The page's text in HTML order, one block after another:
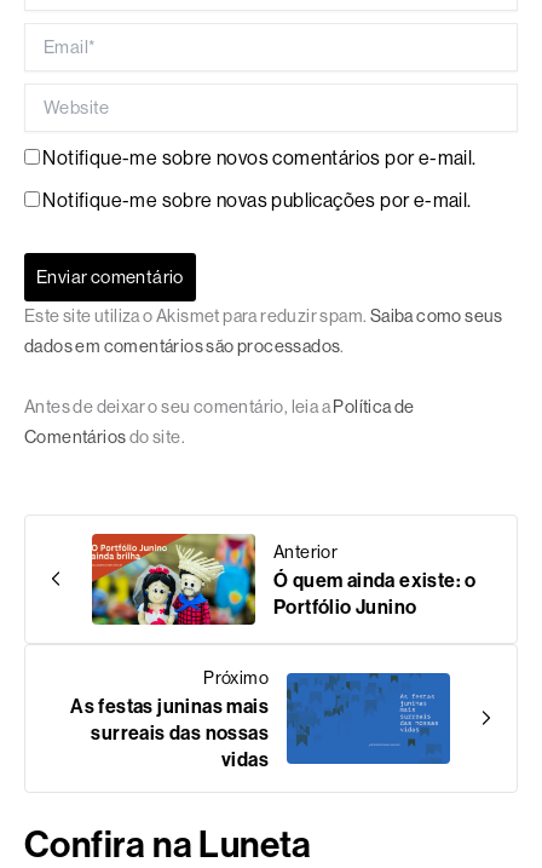
Notifique-me sobre novos comentários por e-mail.
Notifique-me sobre novas publicações por e-mail.
Este site utiliza o Akismet para reduzir spam. Saiba como seus
dados em comentários são processados.
Antes de deixar o seu comentário, leia aPolítica de
Comentáriosdo site.
Anterior
Ó quem ainda existe: o
Portfólio Junino
Próximo
As festas juninas mais
surreais das nossas
vidas
Confira na Luneta